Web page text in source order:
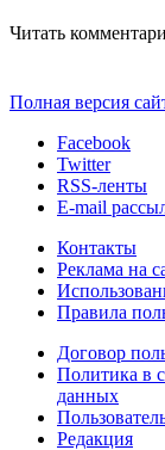
Читать
Полная версия
Facebook
Twitter
RSS-ленты
E-mail
Контакты
Реклама на
Правила
Договор
Политика в
данных
Редакция